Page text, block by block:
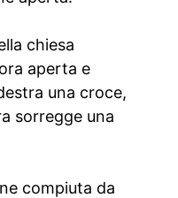
chiesa
aperta e
una croce,
sorregge una
compiuta da